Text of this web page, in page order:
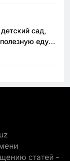
сад,
еду.
статей -